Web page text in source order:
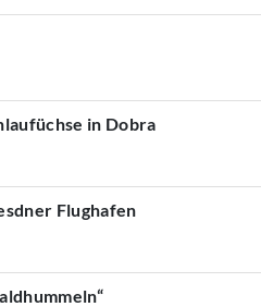
in Dobra
Flughafen